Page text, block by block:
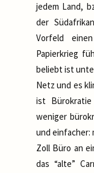
jedem Land,
der
Vorfeld
Papierkrieg
beliebt ist
Netz und es
ist
weniger
und einfacher:
Zoll Büro an
das “alte”